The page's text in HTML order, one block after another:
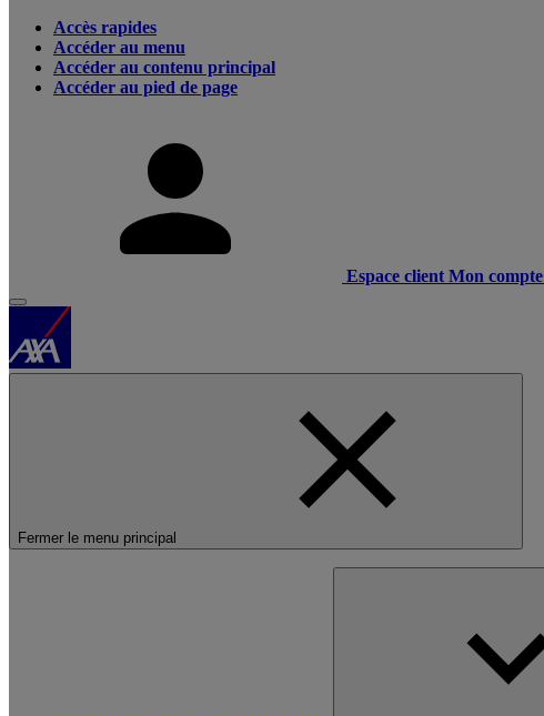
Accès rapides
Accéder au menu
Accéder au contenu principal
Accéder au pied de page
Espace client Mon compte
Fermer le menu principal